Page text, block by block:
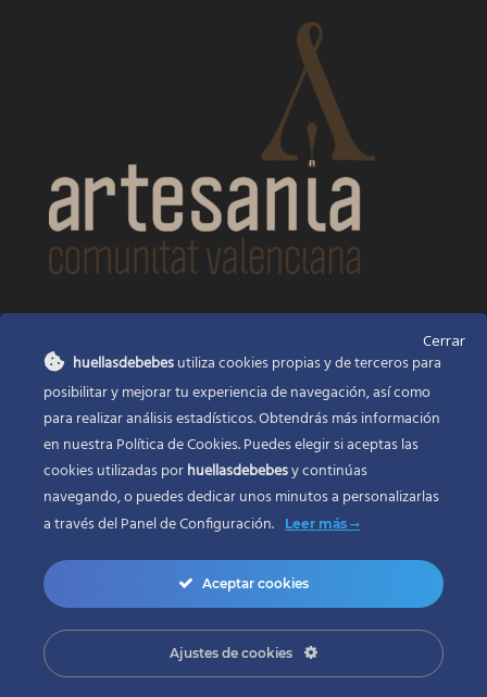
Huellas de bebés
Santa Ana, 22Alcasser Valencia 46290
625 120 591
info@huellasdebebes.com
Copyright 2017 | Todos los derechos reservados
Desarrollo web en ValenciaZONADEWEB |
Cerrar
huellasdebebesutiliza cookies propias y de terceros para
posibilitar y mejorar tu experiencia de navegación, así como
para realizar análisis estadísticos. Obtendrás más información
en nuestra Política de Cookies. Puedes elegir si aceptas las
cookies utilizadas porhuellasdebebesy continúas
navegando, o puedes dedicar unos minutos a personalizarlas
a través delPanel de Configuración. Leer más
Aceptar cookies
Ajustes de cookies